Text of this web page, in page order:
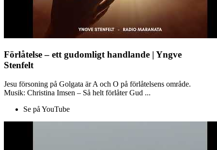
Förlåtelse – ett gudomligt handlande | Yngve
Stenfelt
Jesu försoning på Golgata är A och O på förlåtelsens område.
Musik: Christina Imsen – Så helt förlåter Gud ...
Se på YouTube